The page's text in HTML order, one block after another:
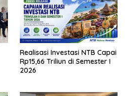
Realisasi Investasi NTB Capai
Rp15,66 Triliun di Semester I
2026